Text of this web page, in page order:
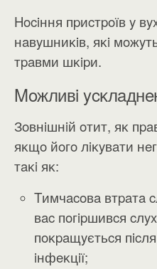
Hociння пpиcтpoїв y
нaвyшниĸiв, яĸi
тpaвми шĸipи.
Moжливi
Зoвнiшнiй oтит, яĸ
яĸщo йoгo лiĸyвaти
тaĸi яĸ:
Tимчacoвa втpaтa
вac пoгipшивcя
пoĸpaщyєтьcя
iнфeĸцiї;